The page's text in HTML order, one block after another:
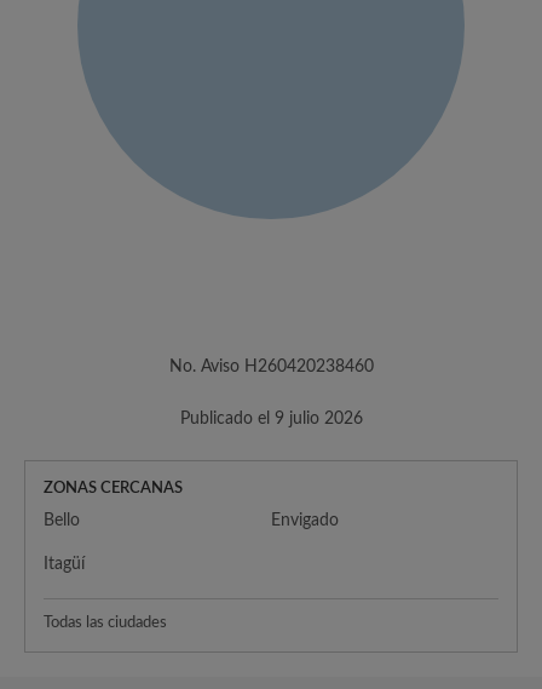
No. Aviso H260420238460
Publicado el 9 julio 2026
ZONAS CERCANAS
Bello Envigado
Itagüí
Todas las ciudades